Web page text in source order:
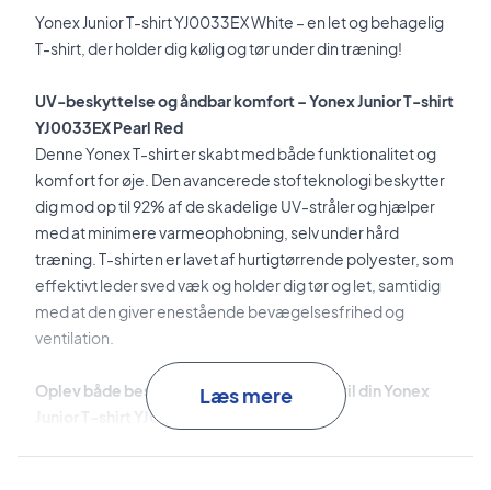
Yonex Junior T-shirt YJ0033EX White – en let og behagelig
T-shirt, der holder dig kølig og tør under din træning!
UV-beskyttelse og åndbar komfort – Yonex Junior T-shirt
YJ0033EX Pearl Red
Denne Yonex T-shirt er skabt med både funktionalitet og
komfort for øje. Den avancerede stofteknologi beskytter
dig mod op til 92% af de skadelige UV-stråler og hjælper
med at minimere varmeophobning, selv under hård
træning. T-shirten er lavet af hurtigtørrende polyester, som
effektivt leder sved væk og holder dig tør og let, samtidig
med at den giver enestående bevægelsesfrihed og
ventilation.
Oplev både beskyttelse og komfort – bestil din Yonex
Junior T-shirt YJ0033EX Pearl Red nu!
Læs mere